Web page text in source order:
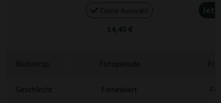
Geschlecht Feminisiert